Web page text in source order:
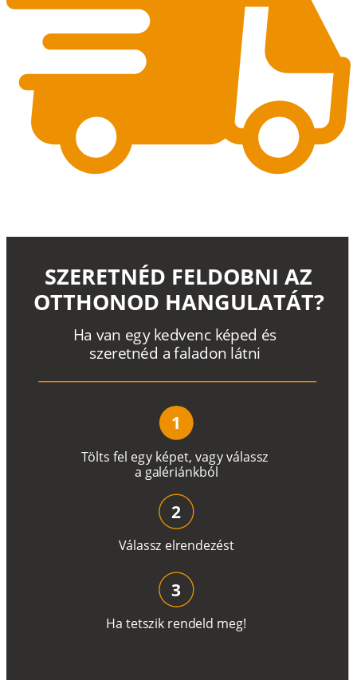
Tölts fel egy képet, vagyválassz
a galériánkból
Ha van egy kedvenc képed és
szeretnéd a faladon látni
SZERETNÉD FELDOBNI AZ
OTTHONOD HANGULATÁT?
1
Válassz elrendezést
2
Ha tetszik rendeld meg!
3